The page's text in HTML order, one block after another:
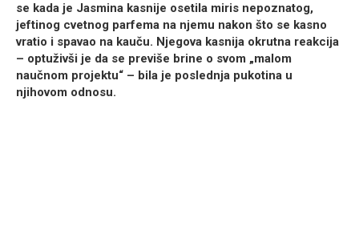
se kada je Jasmina kasnije osetila miris nepoznatog,
jeftinog cvetnog parfema na njemu nakon što se kasno
vratio i spavao na kauču. Njegova kasnija okrutna reakcija
– optuživši je da se previše brine o svom „malom
naučnom projektu“ – bila je poslednja pukotina u
njihovom odnosu.